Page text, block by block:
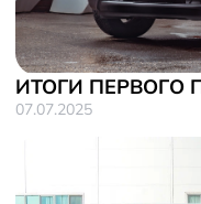
ИТОГИ ПЕРВОГО
07.07.2025